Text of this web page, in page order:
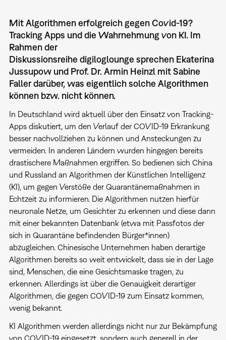
Mit Algorithmen erfolgreich gegen Covid-19?
Tracking Apps und die Wahrnehmung von KI. Im
Rahmen der
Diskussionsreihe digiloglounge sprechen Ekaterina
Jussupow und Prof. Dr. Armin Heinzl mit Sabine
Faller darüber, was eigentlich solche Algorithmen
können bzw. nicht können.
In Deutschland wird aktuell über den Einsatz von Tracking-
Apps diskutiert, um den Verlauf der COVID-19 Erkrankung
besser nachvollziehen zu können und Ansteckungen zu
vermeiden. In anderen Ländern wurden hingegen bereits
drastischere Maßnahmen ergriffen. So bedienen sich China
und Russland an Algorithmen der Künstlichen Intelligenz
(KI), um gegen Verstöße der Quarantänemaßnahmen in
Echtzeit zu informieren. Die Algorithmen nutzen hierfür
neuronale Netze, um Gesichter zu erkennen und diese dann
mit einer bekannten Datenbank (etwa mit Passfotos der
sich in Quarantäne befindenden Bürger*innen)
abzugleichen. Chinesische Unternehmen haben derartige
Algorithmen bereits so weit entwickelt, dass sie in der Lage
sind, Menschen, die eine Gesichtsmaske tragen, zu
erkennen. Allerdings ist über die Genauigkeit derartiger
Algorithmen, die gegen COVID-19 zum Einsatz kommen,
wenig bekannt.
KI Algorithmen werden allerdings nicht nur zur Bekämpfung
von COVID-19 eingesetzt, sondern auch generell in der